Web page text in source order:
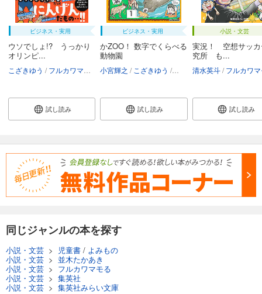
ビジネス・実用
ウソでしょ!? うっかり
オリンピ...
こざきゆう フルカワマモる
試し読み
ビジネス・実用
かZOO！ 数字でくらべる
動物園
小宮輝之 こざきゆう イシダコウ フルカワマモ
試し読み
小説・文芸
実況！ 空想サッカ
究所 も...
清水英斗 フルカワ
試し読み
同じジャンルの本を探す
小説・文芸 > 児童書 / よみもの
小説・文芸 > 並木たかあき
小説・文芸 > フルカワマモる
小説・文芸 > 集英社
小説・文芸 > 集英社みらい文庫